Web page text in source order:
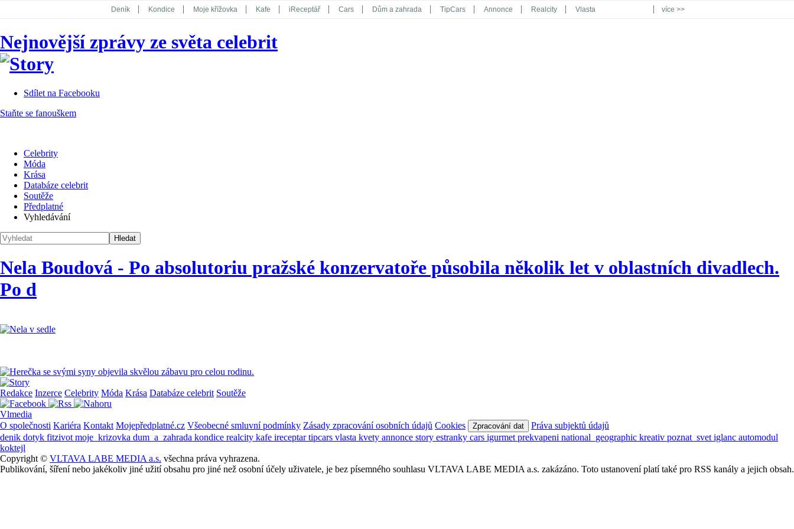
Deník Kondice Moje křížovka Kafe iReceptář Cars Dům a zahrada TipCars Annonce Realcity Vlasta
Koktejl
více >>
Nejnovější zprávy ze světa celebrit
Sdílet na Facebooku
Staňte se fanouškem
Celebrity
Móda
Krása
Databáze celebrit
Soutěže
Předplatné
Vyhledávání
Nela Boudová - Po absolutoriu pražské konzervatoře působila několik let v oblastních divadlech.
Po d
Redakce Inzerce Celebrity Móda Krása Databáze celebrit Soutěže
Vlmedia
O společnosti Kariéra Kontakt Mojepředplatné.cz Všeobecné smluvní podmínky Zásady zpracování osobních údajů Cookies Zpracování dat
Práva subjektů údajů
denik dotyk fitzivot moje_krizovka dum_a_zahrada kondice realcity kafe ireceptartipcars vlasta kvety annonce story estranky cars igurmet prekvapeni national_geographic kreativ poznat_svet iglanc automodul
koktejl
Copyright © VLTAVA LABE MEDIA a.s. všechna práva vyhrazena.
Publikování, šíření nebo jakékoliv jiné užití obsahu pro jiné než osobní účely uživatele, je bez písemného souhlasu VLTAVA LABE MEDIA a.s. zakázáno. Toto ustanovení platí také pro RSS kanály a jejich obsah.